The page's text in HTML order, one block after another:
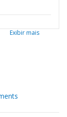
Exibir mais